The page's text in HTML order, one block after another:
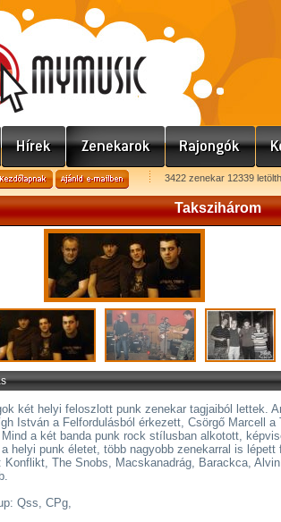
3422 zenekar 12339
Takszihárom
két helyi feloszlott punk zenekar tagjaiból lettek.
István a Felfordulásból érkezett, Csörgő Marcell a
Mind a két banda punk rock stílusban alkotott,
helyi punk életet, több nagyobb zenekarral is lépett
Konflikt, The Snobs, Macskanadrág, Barackca,
Qss, CPg,